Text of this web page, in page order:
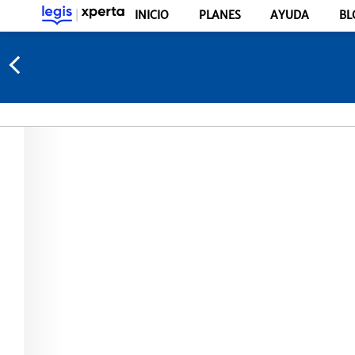
INICIO PLANES AYUDA